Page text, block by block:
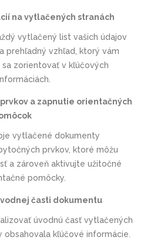
na vytlačených stranách
vytlačený list vašich údajov
prehľadný vzhľad, ktorý vám
zorientovať v kľúčových
a zapnutie orientačných
vytlačené dokumenty
prvkov, ktoré môžu
a zároveň aktivujte užitočné
pomôcky.
časti dokumentu
úvodnú časť vytlačených
obsahovala kľúčové informácie.